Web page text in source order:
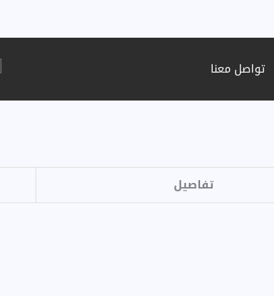
تواصل معنا
تفاصيل